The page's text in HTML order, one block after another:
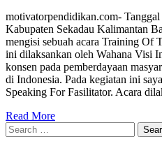
motivatorpendidikan.com-
Kabupaten Sekadau Kalimantan
mengisi sebuah acara Training Of
ini dilaksankan oleh Wahana Visi
konsen pada pemberdayaan
di Indonesia. Pada kegiatan ini
Speaking For Fasilitator. Acara
Read More
Search
for: